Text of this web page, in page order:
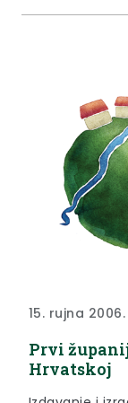
15. rujna 2006.
Prvi
Hrvatskoj